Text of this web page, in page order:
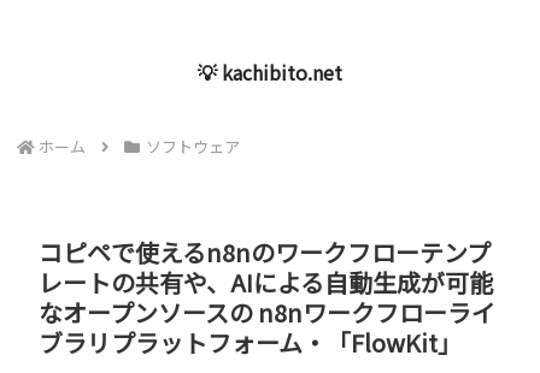
💡 kachibito.net
ホーム ソフトウェア
コピペで使えるn8nのワークフローテンプ
レートの共有や、AIによる自動生成が可能
なオープンソースの n8nワークフローライ
ブラリプラットフォーム・「FlowKit」